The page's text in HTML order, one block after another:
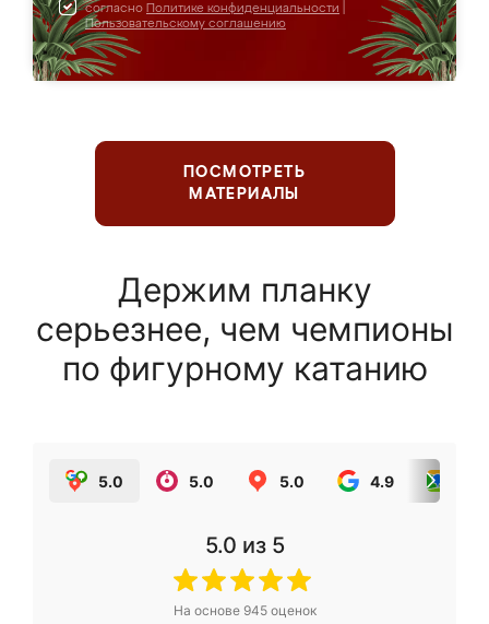
согласно Политике конфиденциальности
Пользовательскому соглашению
ПОСМОТРЕТЬ
МАТЕРИАЛЫ
Держим планку
серьезнее, чем чемпионы
по фигурному катанию
5.0 5.0 5.0 4.9
5.0 из 5
На основе 945оценок